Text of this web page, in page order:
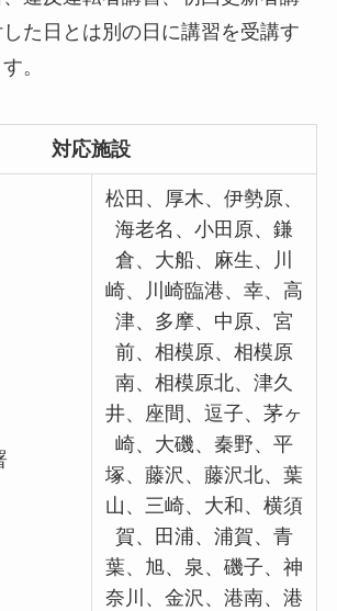
た日とは別の日に講習を受講す
。
対応施設
松田、厚木、伊勢原、
海老名、小田原、鎌
倉、大船、麻生、川
崎、川崎臨港、幸、高
津、多摩、中原、宮
前、相模原、相模原
南、相模原北、津久
井、座間、逗子、茅ヶ
崎、大磯、秦野、平
塚、藤沢、藤沢北、葉
山、三崎、大和、横須
賀、田浦、浦賀、青
葉、旭、泉、磯子、神
奈川、金沢、港南、港